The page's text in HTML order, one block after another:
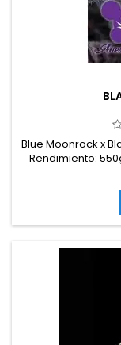
Blue Moonrock x
Rendimiento:
floración: 8-9
septiembre Apto
THC: 33%